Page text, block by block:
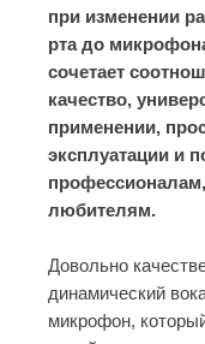
при изменении
рта до
сочетает
качество,
применении,
эксплуатации и
любителям.
Довольно
динамический
микрофон,